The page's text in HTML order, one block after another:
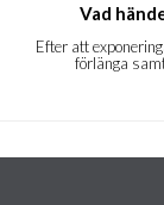
Vad
Efter att
förlänga